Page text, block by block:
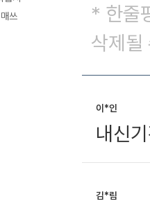
* 한줄
삭제될
이*인
내신
김*림